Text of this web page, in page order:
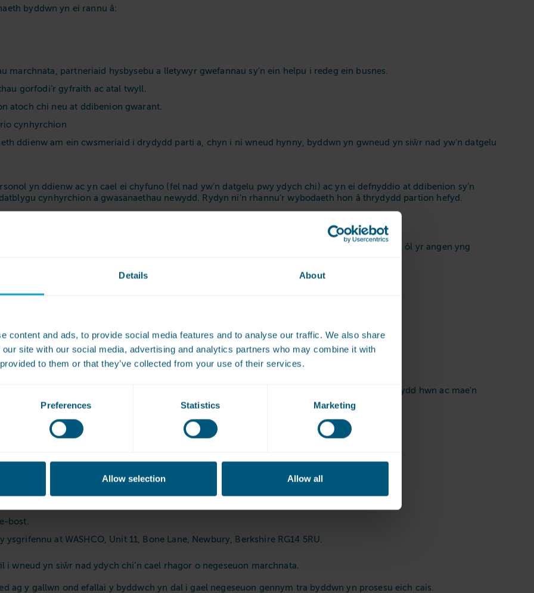
Details About
content and ads, to provide social media features and to analyse our traffic. We also share
site with our social media, advertising and analytics partners who may combine it with
to them or that they’ve collected from your use of their services.
Preferences Statistics Marketing
Allow selection Allow all
byddwn yn ei rannu â:
marchnata, partneriaid hysbysebu a lletywyr gwefannau sy’n ein helpu i redeg ein busnes.
gorfodi’r gyfraith ac atal twyll.
atoch chi neu at ddibenion gwarant.
cynhyrchion
ddienw am ein cwsmeriaid i drydydd parti a, chyn i ni wneud hynny, byddwn yn gwneud yn siŵr nad yw’n datgelu
yn ddienw ac yn cael ei chyfuno (fel nad yw’n datgelu pwy ydych chi) ac yn ei defnyddio at ddibenion sy’n
cynhyrchion a gwasanaethau newydd. Rydyn ni’n rhannu’r wybodaeth hon â thrydydd partïon hefyd.
â chwmnïau eraill yng Ngrŵp Hughes, i’n helpu i ddarparu gwasanaethau i chi neu yn ôl yr angen yng
grŵp. Fel y nodir ar frig y polisi preifatrwydd hwn, dyma’r cwmnïau:
yn Mobbs Way Lowestoft NR32 3AL ac maent yn rhwym wrth delerau’r datganiad preifatrwydd hwn ac mae’n
grŵp.
a gwasanaethau perthnasol.
unrhyw bryd.
bost.
at WASHCO, Unit 11, Bone Lane, Newbury, Berkshire RG14 5RU.
yn siŵr nad ydych chi’n cael rhagor o negeseuon marchnata.
ag y gallwn ond efallai y byddwch yn dal i gael negeseuon gennym tra byddwn yn prosesu eich cais.